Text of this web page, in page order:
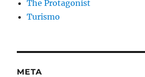
The Protagonist
Turismo
META